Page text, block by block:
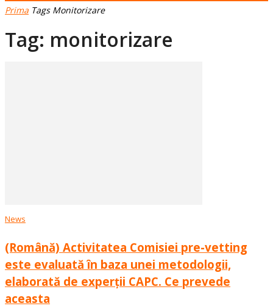
Prima Tags Monitorizare
Tag: monitorizare
News
(Română) Activitatea Comisiei pre-vetting
este evaluată în baza unei metodologii,
elaborată de experții CAPC. Ce prevede
aceasta